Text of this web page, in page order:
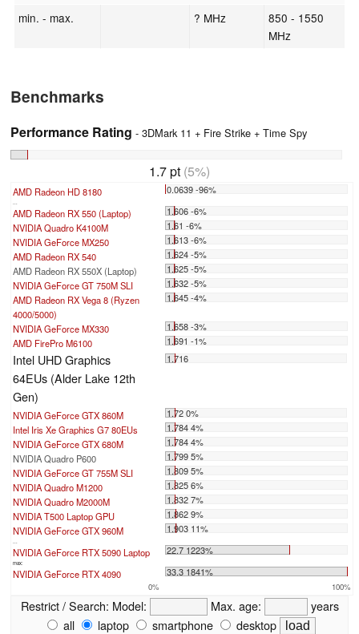
min. - max.
? MHz
850 - 1550
MHz
Benchmarks
Performance Rating - 3DMark 11 + Fire Strike + Time Spy
1.7 pt (5%)
AMD Radeon HD 8180 0.0639 -96%
AMD Radeon RX 550 (Laptop)
1.606 -6%
NVIDIA Quadro K4100M
1.61 -6%
NVIDIA GeForce MX250
1.613 -6%
AMD Radeon RX 540
1.624 -5%
AMD Radeon RX 550X (Laptop)
1.625 -5%
NVIDIA GeForce GT 750M SLI
1.632 -5%
AMD Radeon RX Vega 8 (Ryzen
4000/5000)
1.645 -4%
NVIDIA GeForce MX330
1.658 -3%
AMD FirePro M6100
1.691 -1%
Intel UHD Graphics
64EUs (Alder Lake 12th
Gen)
1.716
NVIDIA GeForce GTX 860M
1.72 0%
Intel Iris Xe Graphics G7 80EUs
1.784 4%
NVIDIA GeForce GTX 680M
1.784 4%
NVIDIA Quadro P600
1.799 5%
NVIDIA GeForce GT 755M SLI
1.809 5%
NVIDIA Quadro M1200
1.825 6%
NVIDIA Quadro M2000M
1.832 7%
NVIDIA T500 Laptop GPU
1.862 9%
NVIDIA GeForce GTX 960M
1.903 11%
NVIDIA GeForce RTX 5090 Laptop 22.7 1223%
max:
NVIDIA GeForce RTX 4090 33.3 1841%
0% 100%
Restrict / Search: Model: Max. age:
years
all
laptop smartphone desktop